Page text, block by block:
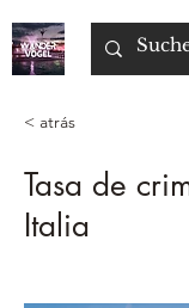
< atrás
Tasa de
Italia